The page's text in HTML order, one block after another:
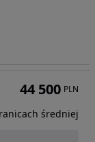
44 500 PLN
średniej